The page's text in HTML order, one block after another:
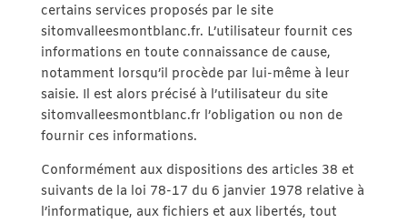
certains services proposés par le site
sitomvalleesmontblanc.fr. L’utilisateur fournit ces
informations en toute connaissance de cause,
notamment lorsqu’il procède par lui-même à leur
saisie. Il est alors précisé à l’utilisateur du site
sitomvalleesmontblanc.fr l’obligation ou non de
fournir ces informations.
Conformément aux dispositions des articles 38 et
suivants de la loi 78-17 du 6 janvier 1978 relative à
l’informatique, aux fichiers et aux libertés, tout